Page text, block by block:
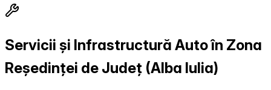
Servicii și Infrastructură Auto în Zona
Reședinței de Județ (Alba Iulia)